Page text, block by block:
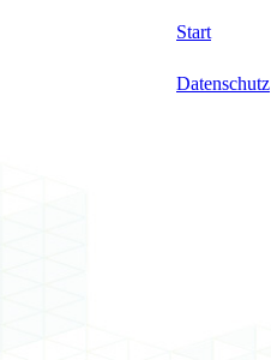
Start
Datenschutz